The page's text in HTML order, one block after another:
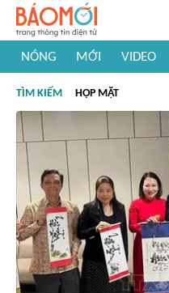
NÓNG MỚI VIDEO
#Khám phá thế giới
TÌM KIẾM HỌP MẶT